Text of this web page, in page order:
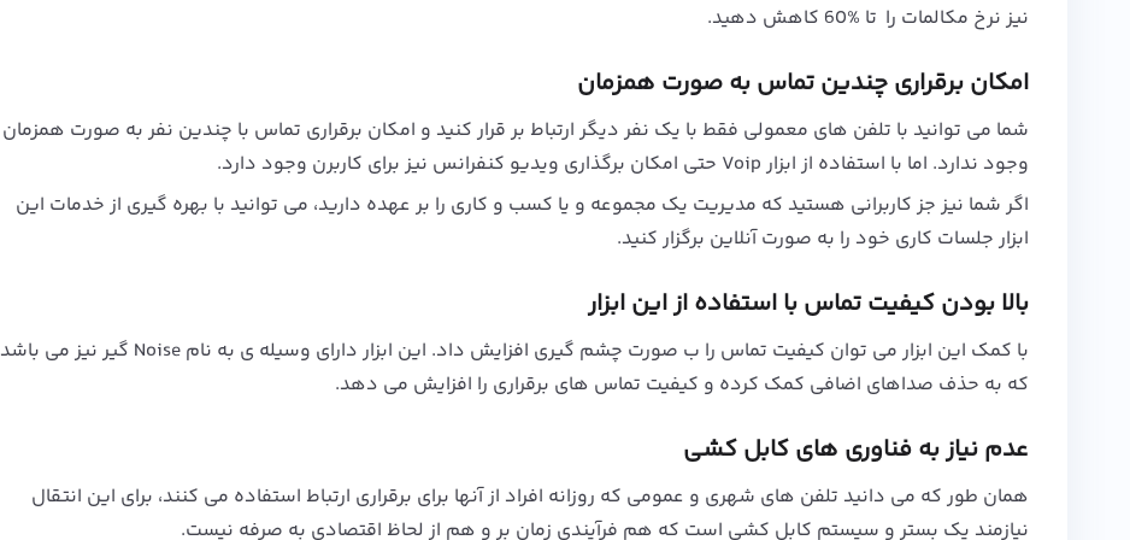
نیز نرخ مکالمات را تا %60 کاهش دهید.
امکان برقراری چندین تماس به صورت همزمان
شما می توانید با تلفن های معمولی فقط با یک نفر دیگر ارتباط بر قرار کنید و امکان برقراری تماس با چندین نفر به صورت همزمان
وجود ندارد. اما با استفاده از ابزار Voip حتی امکان برگذاری ویدیو کنفرانس نیز برای کاربرن وجود دارد.
اگر شما نیز جز کاربرانی هستید که مدیریت یک مجموعه و یا کسب و کاری را بر عهده دارید، می توانید با بهره گیری از خدمات این
ابزار جلسات کاری خود را به صورت آنلاین برگزار کنید.
بالا بودن کیفیت تماس با استفاده از این ابزار
با کمک این ابزار می توان کیفیت تماس را ب صورت چشم گیری افزایش داد. این ابزار دارای وسیله ی به نام Noise گیر نیز می باشد
که به حذف صداهای اضافی کمک کرده و کیفیت تماس های برقراری را افزایش می دهد.
عدم نیاز به فناوری های کابل کشی
همان طور که می دانید تلفن های شهری و عمومی که روزانه افراد از آنها برای برقراری ارتباط استفاده می کنند، برای این انتقال
نیازمند یک بستر و سیستم کابل کشی است که هم فرآیندی زمان بر و هم از لحاظ اقتصادی به صرفه نیست.